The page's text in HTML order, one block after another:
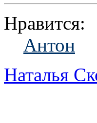
Нравится:
Антон
Наталья